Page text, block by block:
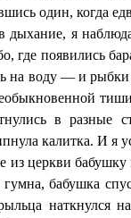
один, когда
дыхание, я
где появились
на воду — и рыбки
в разные
калитка. И я
из церкви
бабушка
наткнулся